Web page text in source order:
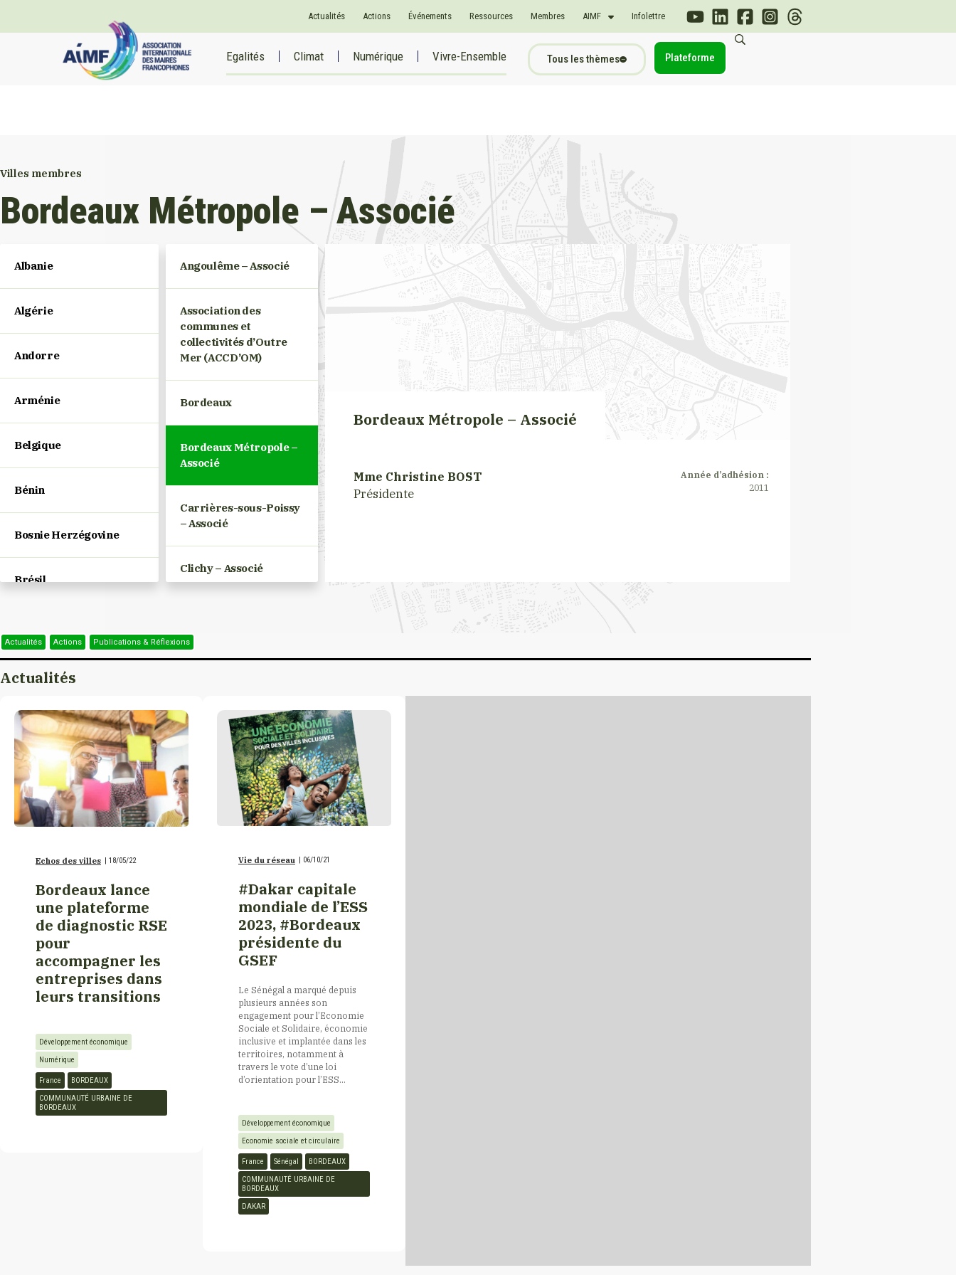
Actualités Actions Événements Ressources Membres AIMF Infolettre
Egalités Climat Numérique Vivre-Ensemble Tous les thèmes Plateforme
Villes membres
Bordeaux Métropole – Associé
Albanie
Algérie
Andorre
Arménie
Belgique
Bénin
Bosnie Herzégovine
Brésil
Burkina Faso
Burundi
Cambodge
Cameroun
Canada/Nouveau-
Brunswick
Canada/Québec
Cap Vert
Centrafrique
Comores
Angoulême – Associé
Association des
communes et
collectivités d’Outre
Mer (ACCD’OM)
Bordeaux
Bordeaux Métropole –
Associé
Carrières-sous-Poissy
– Associé
Clichy – Associé
Elu.e.s français.es.
Eurométropole de
Metz
Grand Paris Sud (Cté
d’agglomération) –
Associé
L’Île-Saint-Denis –
Mamoudzou – Associé
Bordeaux Métropole – Associé
Mme Christine BOST
Présidente
Année d’adhésion :
2011
Actualités Actions Publications & Réflexions
Actualités
Echos des villes | 18/05/22
Bordeaux lance
une plateforme
de diagnostic RSE
pour
accompagner les
entreprises dans
leurs transitions
Développement économique
Numérique
France
BORDEAUX
COMMUNAUTÉ URBAINE DE
BORDEAUX
Vie du réseau 06/10/21
#Dakar capitale
mondiale de l’ESS
2023, #Bordeaux
présidente du
GSEF
Le Sénégal a marqué depuis
plusieurs années son
engagement pour l’Economie
Sociale et Solidaire, économie
inclusive et implantée dans les
territoires, notamment à
travers le vote d’une loi
d’orientation pour l’ESS...
Développement économique
Economie sociale et circulaire
France Sénégal
BORDEAUX
COMMUNAUTÉ URBAINE DE
BORDEAUX
DAKAR